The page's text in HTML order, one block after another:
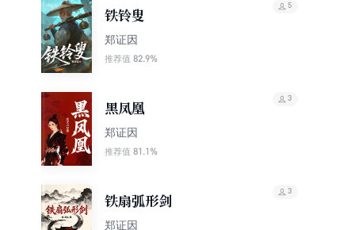
铁铃叟
郑证因
推荐值 82.9%
5
黑凤凰
郑证因
推荐值 81.1%
3
铁扇弧形剑
郑证因
3